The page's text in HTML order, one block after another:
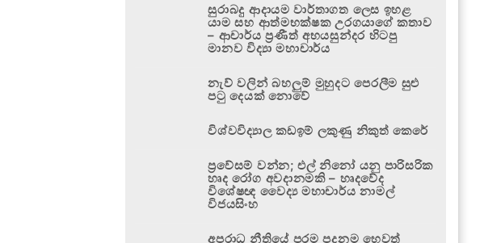
සුරාබදු ආදායම වාර්තාගත ලෙස ඉහළ
යාම සහ ආත්මභක්ෂක උරගයාගේ කතාව
– ආචාර්ය ප්‍රණීත් අභයසුන්දර හිටපු
මානව විද්‍යා මහාචාර්ය
නැව් වලින් බහලුම් මුහුදට පෙරලීම සුළු
පටු දෙයක් නොවේ
විශ්වවිද්‍යාල කඩඉම් ලකුණු නිකුත් කෙරේ
ප්‍රවේසම් වන්න; එල් නිනෝ යනු පාරිසරික
හෘද රෝග අවදානමකි – හෘදවේද
විශේෂඥ වෛද්‍ය මහාචාර්ය නාමල්
විජයසිංහ
අපරාධ නීතියේ පරම පදනම හෙවත්